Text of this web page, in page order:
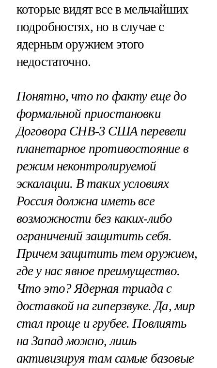
которые видят все в мельчайших
подробностях, но в случае с
ядерным оружием этого
недостаточно.
Понятно, что по факту еще до
формальной приостановки
Договора СНВ-3 США перевели
планетарное противостояние в
режим неконтролируемой
эскалации. В таких условиях
Россия должна иметь все
возможности без каких-либо
ограничений защитить себя.
Причем защитить тем оружием,
где у нас явное преимущество.
Что это? Ядерная триада с
доставкой на гиперзвуке. Да, мир
стал проще и грубее. Повлиять
на Запад можно, лишь
активизируя там самые базовые